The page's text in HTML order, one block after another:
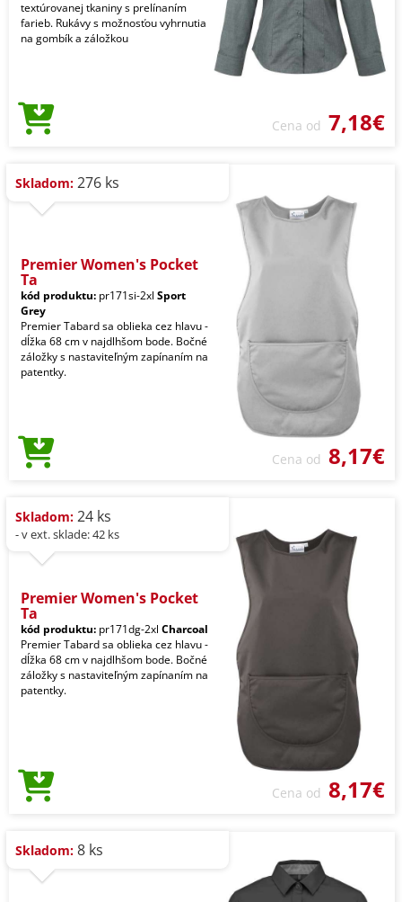
textúrovanej tkaniny s prelínaním
farieb. Rukávy s možnosťou vyhrnutia
na gombík a záložkou
Cena od 7,18€
Skladom: 276 ks
Premier Women's Pocket
Ta
kód produktu: pr171si-2xl Sport
Grey
Premier Tabard sa oblieka cez hlavu -
dĺžka 68 cm v najdlhšom bode. Bočné
záložky s nastaviteľným zapínaním na
patentky.
Cena od 8,17€
Skladom: 24 ks
- v ext. sklade: 42 ks
Premier Women's Pocket
Ta
kód produktu: pr171dg-2xl Charcoal
Premier Tabard sa oblieka cez hlavu -
dĺžka 68 cm v najdlhšom bode. Bočné
záložky s nastaviteľným zapínaním na
patentky.
Cena od 8,17€
Skladom: 8 ks